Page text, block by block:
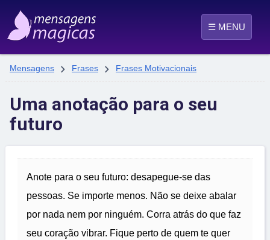
☰ MENU
Mensagens  Frases  Frases Motivacionais
Uma anotação para o seu
futuro
Anote para o seu futuro: desapegue-se das
pessoas. Se importe menos. Não se deixe abalar
por nada nem por ninguém. Corra atrás do que faz
seu coração vibrar. Fique perto de quem te quer